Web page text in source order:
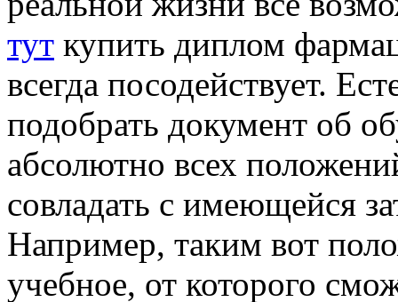
тут купить диплом
всегда посодействует.
подобрать документ об
абсолютно всех
совладать с имеющейся
Например, таким вот
учебное, от которого